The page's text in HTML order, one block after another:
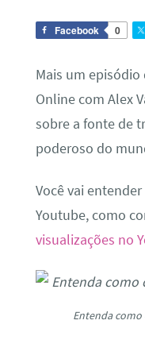
Facebook 0
Mais um episódio
Online com Alex
sobre a fonte de
poderoso do
Você vai
Youtube, como
visualizações no
Entenda